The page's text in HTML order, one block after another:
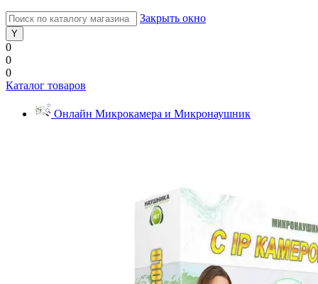
Закрыть окно
0
0
0
Каталог товаров
Онлайн Микрокамера и Микронаушник